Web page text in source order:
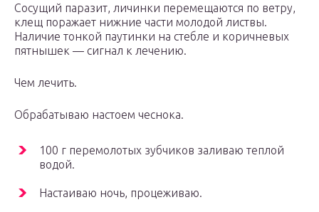
Сосущий паразит, личинки перемещаются по ветру,
клещ поражает нижние части молодой листвы.
Наличие тонкой паутинки на стебле и коричневых
пятнышек — сигнал к лечению.
Чем лечить.
Обрабатываю настоем чеснока.
100 г перемолотых зубчиков заливаю теплой
водой.
Настаиваю ночь, процеживаю.